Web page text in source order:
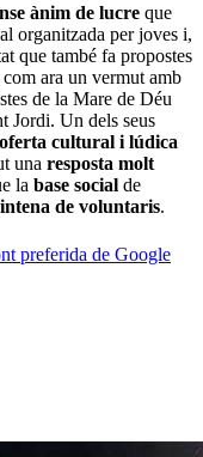
ànim de lucre que
organitzada per joves i,
que també fa propostes
ara un vermut amb
de la Mare de Déu
Jordi. Un dels seus
oferta cultural i lúdica
una resposta molt
la base social de
de voluntaris.
preferida de Google